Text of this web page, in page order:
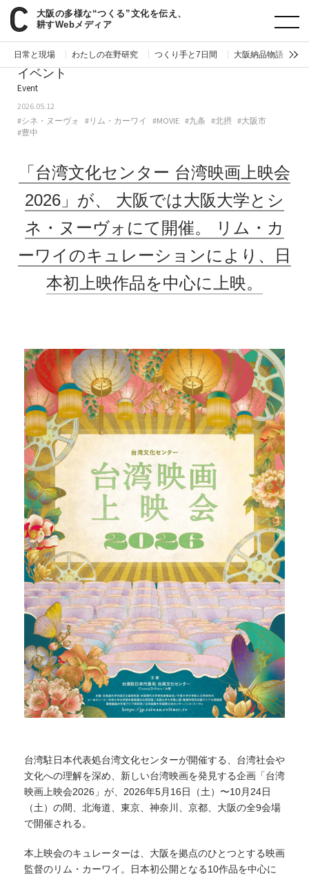
大阪の多様な“つくる”文化を伝え、
耕すWebメディア
日常と現場 わたしの在野研究 つくり手と7日間 大阪納品物語
paperC 今週のイベント
イベント
Event
2026.05.12
#シネ・ヌーヴォ
#リム・カーワイ #MOVIE #九条 #北摂 #大阪市
#豊中
「台湾文化センター 台湾映画上映会
2026」が、
大阪では大阪大学とシ
ネ・ヌーヴォにて開催。
リム・カ
ーワイのキュレーションにより、日
本初上映作品を中心に上映。
台湾駐日本代表処台湾文化センターが開催する、台湾社会や
文化への理解を深め、新しい台湾映画を発見する企画「台湾
映画上映会2026」が、2026年5月16日（土）〜10月24日
（土）の間、北海道、東京、神奈川、京都、大阪の全9会場
で開催される。
本上映会のキュレーターは、大阪を拠点のひとつとする映画
監督のリム・カーワイ。日本初公開となる10作品を中心に